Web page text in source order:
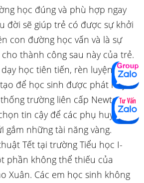
học đúng và phù hợp ngay
đời sẽ giúp trẻ có được sự khởi
con đường học vấn và là sự
thành công sau này của trẻ.
học tiên tiến, rèn luyện tư
để học sinh được phát huy
trường liên cấp Newton
tin cậy để các phụ huynh
gắm những tài năng vàng.
Tết tại trường Tiểu học I-
phần không thể thiếu của
Xuân. Các em học sinh không